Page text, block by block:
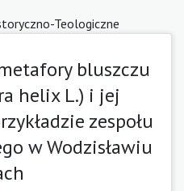
Teologiczne
bluszczu
helix L.) i jej
zespołu
w Wodzisławiu